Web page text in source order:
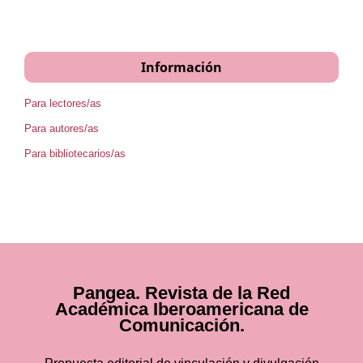
Información
Para lectores/as
Para autores/as
Para bibliotecarios/as
Pangea. Revista de la Red
Académica Iberoamericana de
Comunicación.